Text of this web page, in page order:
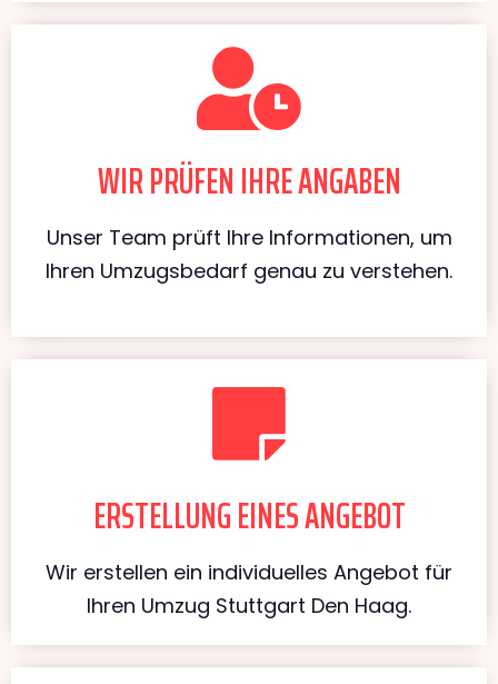
WIR PRÜFEN IHRE ANGABEN
Unser Team prüft Ihre Informationen, um
Ihren Umzugsbedarf genau zu verstehen.
ERSTELLUNG EINES ANGEBOT
Wir erstellen ein individuelles Angebot für
Ihren Umzug Stuttgart Den Haag.